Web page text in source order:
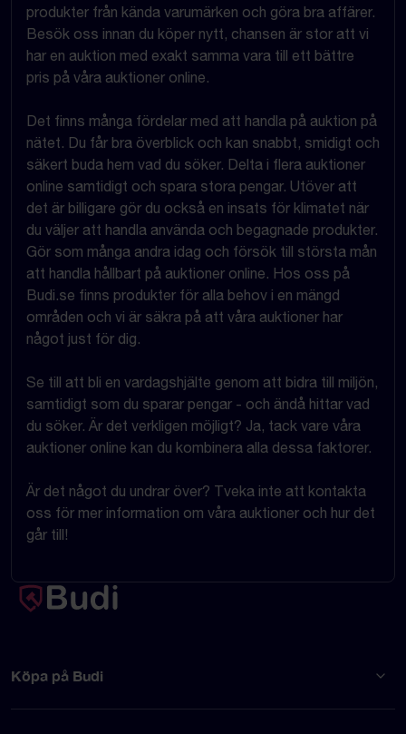
produkter från kända varumärken och göra bra affärer.
Besök oss innan du köper nytt, chansen är stor att vi
har en auktion med exakt samma vara till ett bättre
pris på våra auktioner online.
Det finns många fördelar med att handla på auktion på
nätet. Du får bra överblick och kan snabbt, smidigt och
säkert buda hem vad du söker. Delta i flera auktioner
online samtidigt och spara stora pengar. Utöver att
det är billigare gör du också en insats för klimatet när
du väljer att handla använda och begagnade produkter.
Gör som många andra idag och försök till största mån
att handla hållbart på auktioner online. Hos oss på
Budi.se finns produkter för alla behov i en mängd
områden och vi är säkra på att våra auktioner har
något just för dig.
Se till att bli en vardagshjälte genom att bidra till miljön,
samtidigt som du sparar pengar - och ändå hittar vad
du söker. Är det verkligen möjligt? Ja, tack vare våra
auktioner online kan du kombinera alla dessa faktorer.
Är det något du undrar över? Tveka inte att kontakta
oss för mer information om våra auktioner och hur det
går till!
Köpa på Budi